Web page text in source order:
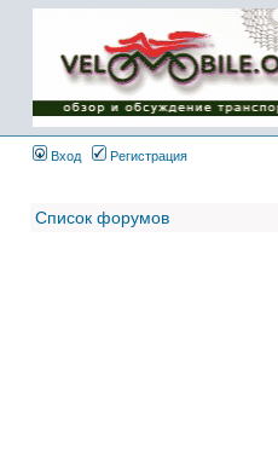
Имя пользователя:
Пароль:
{ LOG_ME_IN_SHORT
}
Вход
Регистрация
Список форумов